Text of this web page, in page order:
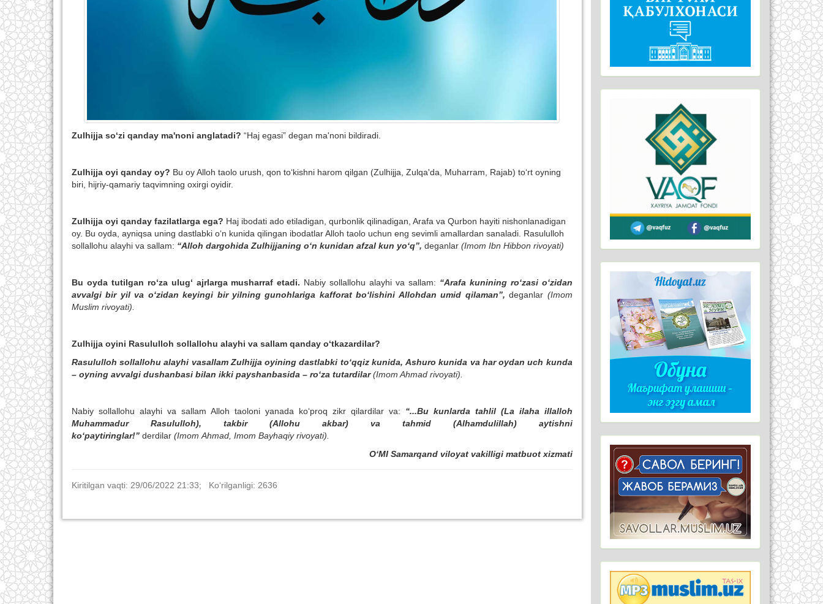
Zulhijja so‘zi qanday ma'noni anglatadi? “Haj egasi” degan ma'noni bildiradi.
Zulhijja oyi qanday oy? Bu oy Alloh taolo urush, qon to‘kishni harom qilgan (Zulhijja, Zulqa'da, Muharram, Rajab) to‘rt oyning
biri, hijriy-qamariy taqvimning oxirgi oyidir.
Zulhijja oyi qanday fazilatlarga ega? Haj ibodati ado etiladigan, qurbonlik qilinadigan, Arafa va Qurbon hayiti nishonlanadigan
oy. Bu oyda, ayniqsa uning dastlabki o‘n kunida qilingan ibodatlar Alloh taolo uchun eng sevimli amallardan sanaladi. Rasululloh
sollallohu alayhi va sallam: “Alloh dargohida Zulhijjaning o‘n kunidan afzal kun yo‘q”, deganlar (Imom Ibn Hibbon rivoyati)
Bu oyda tutilgan ro‘za ulug‘ ajrlarga musharraf etadi. Nabiy sollallohu alayhi va sallam: “Arafa kunining ro‘zasi o‘zidan
avvalgi bir yil va o‘zidan keyingi bir yilning gunohlariga kafforat bo‘lishini Allohdan umid qilaman”, deganlar (Imom
Muslim rivoyati).
Zulhijja oyini Rasululloh sollallohu alayhi va sallam qanday o‘tkazardilar?
Rasululloh sollallohu alayhi vasallam Zulhijja oyining dastlabki to‘qqiz kunida, Ashuro kunida va har oydan uch kunda
– oyning avvalgi dushanbasi bilan ikki payshanbasida – ro‘za tutardilar (Imom Ahmad rivoyati).
Nabiy sollallohu alayhi va sallam Alloh taoloni yanada ko‘proq zikr qilardilar va: “...Bu kunlarda tahlil (La ilaha illalloh
Muhammadur Rasululloh), takbir (Allohu akbar) va tahmid (Alhamdulillah) aytishni
ko‘paytiringlar!” derdilar (Imom Ahmad, Imom Bayhaqiy rivoyati).
O‘MI Samarqand viloyat vakilligi matbuot xizmati
Kiritilgan vaqti: 29/06/2022 21:33; Ko‘rilganligi: 2636